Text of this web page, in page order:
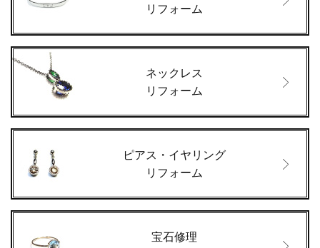
リフォーム
ネックレス
リフォーム
ピアス・イヤリング
リフォーム
宝石修理